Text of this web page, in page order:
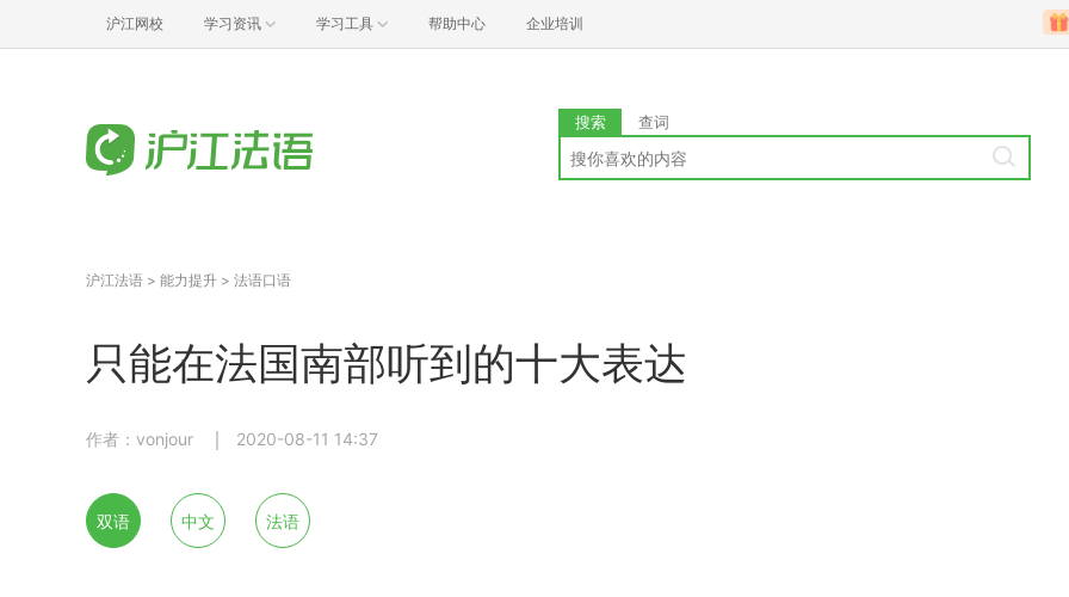
沪江网校 学习资讯 学习工具 帮助中心 企业培训
搜索 查词
沪江法语 > 能力提升 > 法语口语
只能在法国南部听到的十大表达
作者：vonjour 2020-08-11 14:37
双语 中文 法语